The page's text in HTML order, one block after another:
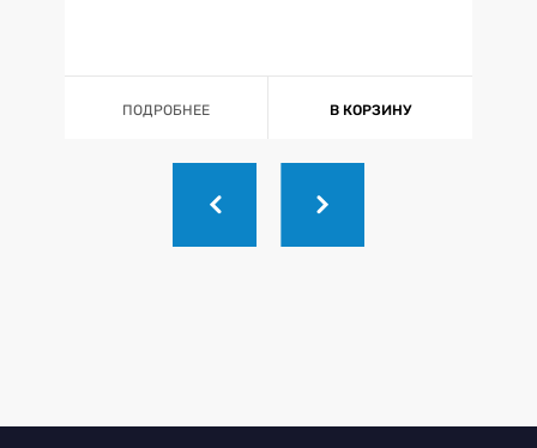
ПОДРОБНЕЕ В КОРЗИНУ